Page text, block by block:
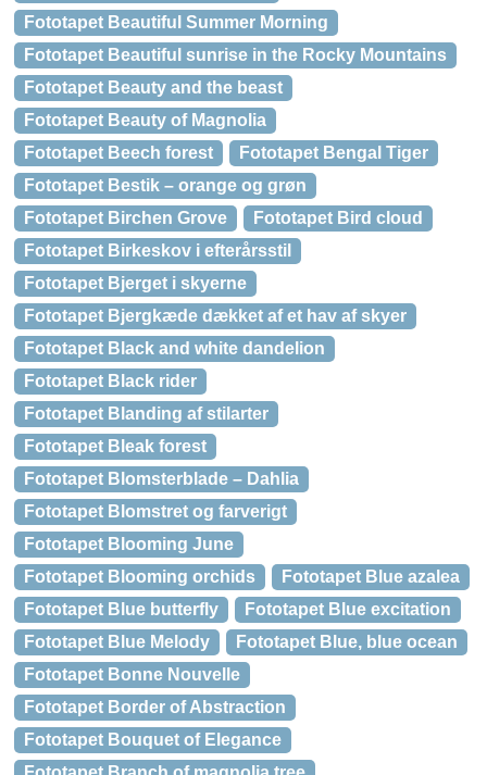
Fototapet Beautiful Summer Morning
Fototapet Beautiful sunrise in the Rocky Mountains
Fototapet Beauty and the beast
Fototapet Beauty of Magnolia
Fototapet Beech forest
Fototapet Bengal Tiger
Fototapet Bestik – orange og grøn
Fototapet Birchen Grove
Fototapet Bird cloud
Fototapet Birkeskov i efterårsstil
Fototapet Bjerget i skyerne
Fototapet Bjergkæde dækket af et hav af ​​skyer
Fototapet Black and white dandelion
Fototapet Black rider
Fototapet Blanding af stilarter
Fototapet Bleak forest
Fototapet Blomsterblade – Dahlia
Fototapet Blomstret og farverigt
Fototapet Blooming June
Fototapet Blooming orchids
Fototapet Blue azalea
Fototapet Blue butterfly
Fototapet Blue excitation
Fototapet Blue Melody
Fototapet Blue, blue ocean
Fototapet Bonne Nouvelle
Fototapet Border of Abstraction
Fototapet Bouquet of Elegance